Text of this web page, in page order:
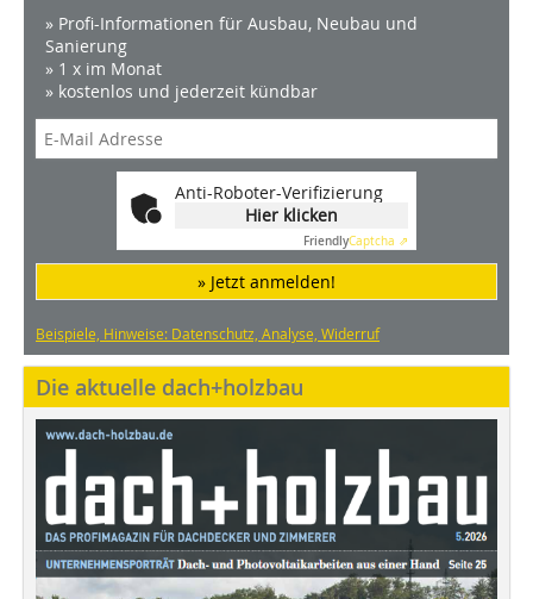
» Profi-Informationen für Ausbau, Neubau und
Sanierung
» 1 x im Monat
» kostenlos und jederzeit kündbar
Anti-Roboter-Verifizierung
Hier klicken
FriendlyCaptcha ⇗
» Jetzt anmelden!
Beispiele, Hinweise: Datenschutz, Analyse, Widerruf
Die aktuelle dach+holzbau